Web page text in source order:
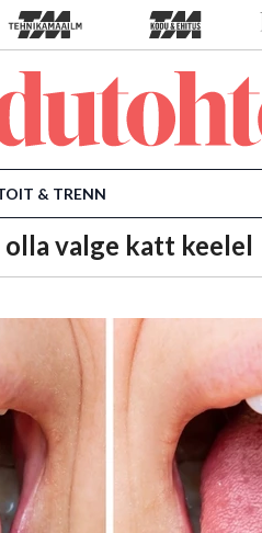
& TRENN
valge katt keelel